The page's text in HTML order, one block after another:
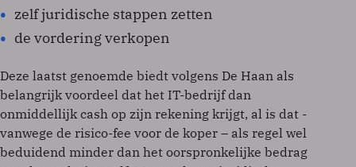
zelf juridische stappen zetten
de vordering verkopen
Deze laatst genoemde biedt volgens De Haan als
belangrijk voordeel dat het IT-bedrijf dan
onmiddellijk cash op zijn rekening krijgt, al is dat -
vanwege de risico-fee voor de koper – als regel wel
beduidend minder dan het oorspronkelijke bedrag